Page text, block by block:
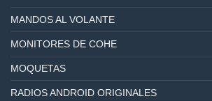
MANDOS AL VOLANTE
MONITORES DE COHE
MOQUETAS
RADIOS ANDROID ORIGINALES